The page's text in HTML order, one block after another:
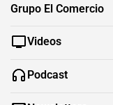
Grupo El Comercio
Videos
Podcast